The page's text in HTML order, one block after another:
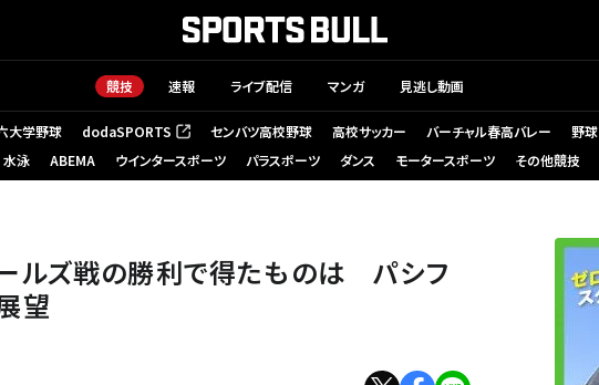
競技 速報 ライブ配信 マンガ 見逃し動画
大学野球 dodaSPORTS
（新しいタブで開く） センバツ高校野球 高校サッカー バーチャル春高バレー 野球
水泳 ABEMA ウインタースポーツ パラスポーツ ダンス モータースポーツ その他競技
ールズ戦の勝利で得たものは パシフ
望